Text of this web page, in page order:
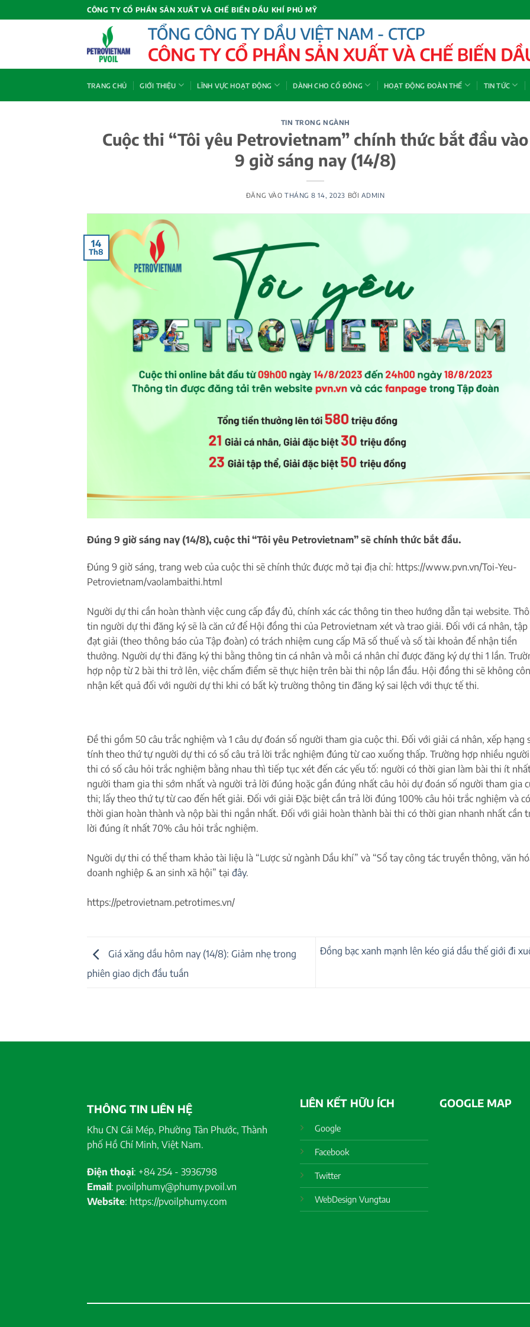
qua
CÔNG TY CỔ PHẦN SẢN XUẤT VÀ CHẾ BIẾN DẦU KHÍ PHÚ MỸ
TRANG CHỦ GIỚI THIỆU LĨNH VỰC HOẠT ĐỘNG DÀNH CHO CỔ ĐÔNG HOẠT ĐỘNG ĐOÀN THỂ TIN TỨC
TIN TRONG NGÀNH
Cuộc thi “Tôi yêu Petrovietnam” chính thức bắt đầu vào
9 giờ sáng nay (14/8)
ĐĂNG VÀO THÁNG 8 14, 2023 BỞI ADMIN
14
Th8
Đúng 9 giờ sáng nay (14/8), cuộc thi “Tôi yêu Petrovietnam” sẽ chính thức bắt đầu.
Đúng 9 giờ sáng, trang web của cuộc thi sẽ chính thức được mở tại địa chỉ: https://www.pvn.vn/Toi-Yeu-
Petrovietnam/vaolambaithi.html
Người dự thi cần hoàn thành việc cung cấp đầy đủ, chính xác các thông tin theo hướng dẫn tại website.
tin người dự thi đăng ký sẽ là căn cứ để Hội đồng thi của Petrovietnam xét và trao giải. Đối với cá nhân,
đạt giải (theo thông báo của Tập đoàn) có trách nhiệm cung cấp Mã số thuế và số tài khoản để nhận tiền
thưởng. Người dự thi đăng ký thi bằng thông tin cá nhân và mỗi cá nhân chỉ được đăng ký dự thi 1 lần.
hợp nộp từ 2 bài thi trở lên, việc chấm điểm sẽ thực hiện trên bài thi nộp lần đầu. Hội đồng thi sẽ không
nhận kết quả đối với người dự thi khi có bất kỳ trường thông tin đăng ký sai lệch với thực tế thi.
Đề thi gồm 50 câu trắc nghiệm và 1 câu dự đoán số người tham gia cuộc thi. Đối với giải cá nhân, xếp hạng
tính theo thứ tự người dự thi có số câu trả lời trắc nghiệm đúng từ cao xuống thấp. Trường hợp nhiều
thi có số câu hỏi trắc nghiệm bằng nhau thì tiếp tục xét đến các yếu tố: người có thời gian làm bài thi ít
người tham gia thi sớm nhất và người trả lời đúng hoặc gần đúng nhất câu hỏi dự đoán số người tham gia
thi; lấy theo thứ tự từ cao đến hết giải. Đối với giải Đặc biệt cần trả lời đúng 100% câu hỏi trắc nghiệm và có
thời gian hoàn thành và nộp bài thi ngắn nhất. Đối với giải hoàn thành bài thi có thời gian nhanh nhất cần
lời đúng ít nhất 70% câu hỏi trắc nghiệm.
Người dự thi có thể tham khảo tài liệu là “Lược sử ngành Dầu khí” và “Sổ tay công tác truyền thông, văn
doanh nghiệp & an sinh xã hội” tại đây.
https://petrovietnam.petrotimes.vn/
Giá xăng dầu hôm nay (14/8): Giảm nhẹ trong
phiên giao dịch đầu tuần
Đồng bạc xanh mạnh lên kéo giá dầu thế giới đi
THÔNG TIN LIÊN HỆ
Khu CN Cái Mép, Phường Tân Phước, Thành
phố Hồ Chí Minh, Việt Nam.
Điện thoại: +84 254 - 3936798
Email : pvoilphumy@phumy.pvoil.vn
Website: https://pvoilphumy.com
LIÊN KẾT HỮU ÍCH
Google
Facebook
Twitter
WebDesign Vungtau
GOOGLE MAP